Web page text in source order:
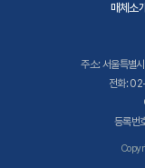
매체소
주소: 서울특별
전화:
등록번